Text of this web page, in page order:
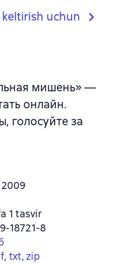
uchun
мишень» —
онлайн.
голосуйте за
1 tasvir
18721-8
, txt, zip